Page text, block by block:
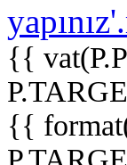
{{
{{